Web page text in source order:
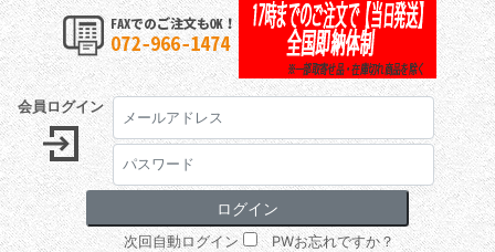
会員ログイン
次回自動ログイン PWお忘れですか？